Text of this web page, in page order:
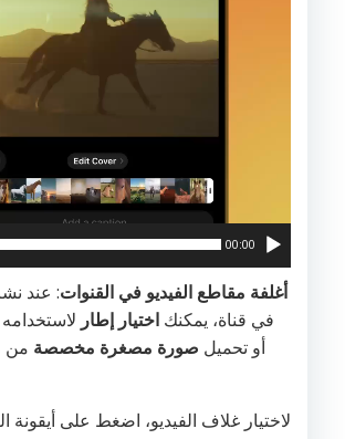
00:00
أغلفة مقاطع الفيديو في القنوات: عند
في قناة، يمكنك اختيار إطار
أو تحميل صورة مصغرة مخصصة من
لاختيار غلاف الفيديو، اضغط على أيقونة